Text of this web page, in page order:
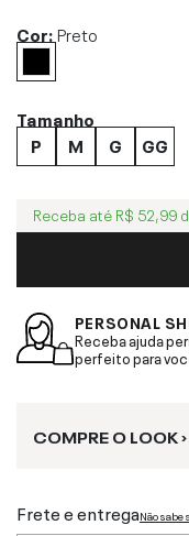
Cor:Preto
Tamanho
P
M G GG
Receba até R$ 52,99
PERSONAL
Receba ajuda
perfeito para
COMPRE O LOOK ›
Frete e entregaNão sabe